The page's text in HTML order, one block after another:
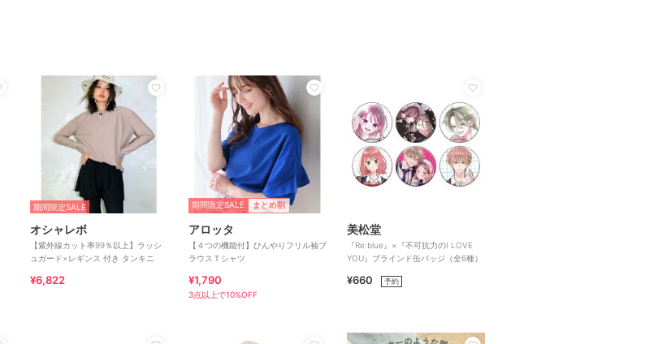
期間限定SALE
オシャレボ
【紫外線カット率99％以上】ラッシ
ュガード×レギンス 付き タンキニ
¥6,822
期間限定SALE まとめ割
アロッタ
【４つの機能付】ひんやりフリル袖ブ
ラウスＴシャツ
¥1,790
3点以上で10%OFF
美松堂
『Re:blue』×『不可抗力のI LOVE
YOU』ブラインド缶バッジ（全6種）
¥660 予約